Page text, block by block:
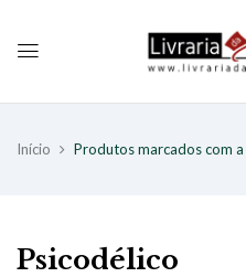
Início Produtos marcados com a
Psicodélico